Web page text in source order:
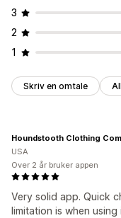
3
2
1
Skriv en omtale
Very solid app. Quick
limitation is when
Houndstooth Clothing
USA
Over 2 år bruker appen